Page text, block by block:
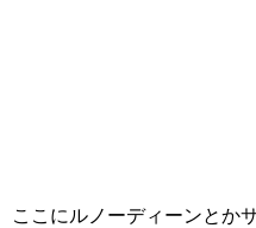
ここにルノーディーンとか